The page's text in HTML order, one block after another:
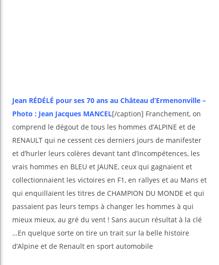
Jean RÉDÉLÉ pour ses 70 ans au Château d’Ermenonville –
Photo : Jean Jacques MANCEL[/caption] Franchement, on
comprend le dégout de tous les hommes d’ALPINE et de
RENAULT qui ne cessent ces derniers jours de manifester
et d’hurler leurs colères devant tant d’incompétences, les
vrais hommes en BLEU et JAUNE, ceux qui gagnaient et
collectionnaient les victoires en F1, en rallyes et au Mans et
qui enquillaient les titres de CHAMPION DU MONDE et qui
passaient pas leurs temps à changer les hommes à qui
mieux mieux, au gré du vent ! Sans aucun résultat à la clé
…En quelque sorte on tire un trait sur la belle histoire
d’Alpine et de Renault en sport automobile